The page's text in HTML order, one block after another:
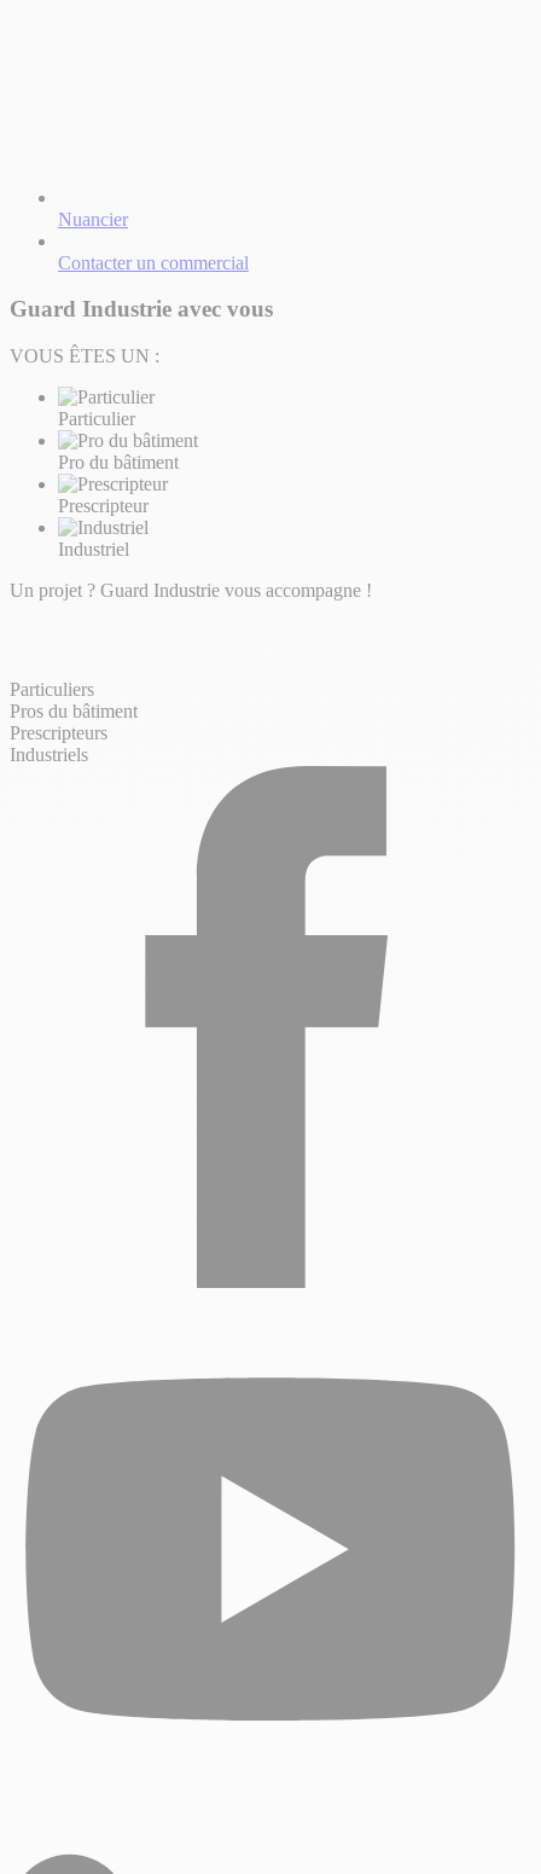
Nuancier
Contacter un commercial
Guard Industrie avec vous
VOUS ÊTES UN :
Particulier
Pro du bâtiment
Prescripteur
Industriel
Un projet ? Guard Industrie vous accompagne !
Particuliers
Pros du bâtiment
Prescripteurs
Industriels